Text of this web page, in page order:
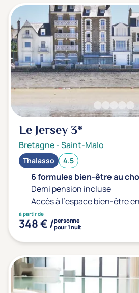
Le Jersey3*
Bretagne-Saint-Malo
Thalasso 4.5
6 formules bien-être au
Demi pension incluse
Accès à l'espace bien-être
à partir de
348 € /personne
pour 1 nuit